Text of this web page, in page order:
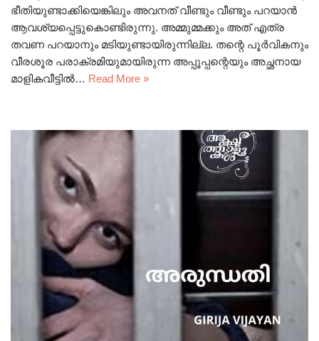
ഭീതിയുണ്ടാക്കിയെങ്കിലും അവനത് വീണ്ടും വീണ്ടും പറയാൻ
ആവശ്യപ്പെട്ടുകൊണ്ടിരുന്നു. അമ്മുമ്മക്കും അത് എത്ര
തവണ പറയാനും മടിയുണ്ടായിരുന്നില്ല. തന്റെ പൂർവികനും
വീരശൂര പരാക്രമിയുമായിരുന്ന അപ്പൂപ്പന്റെയും അച്ഛനായ
മാളികവീട്ടിൽ… Read More »